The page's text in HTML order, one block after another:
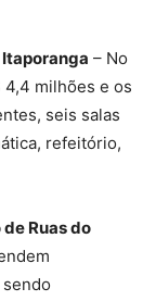
– No
milhões e os
seis salas
refeitório,
Ruas do